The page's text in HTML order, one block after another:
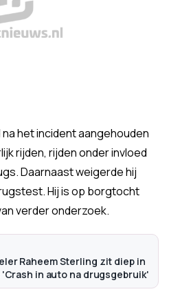
het incident aangehouden
rijden, rijden onder invloed
Daarnaast weigerde hij
Hij is op borgtocht
verder onderzoek.
Raheem Sterling zit diep in
in auto na drugsgebruik'